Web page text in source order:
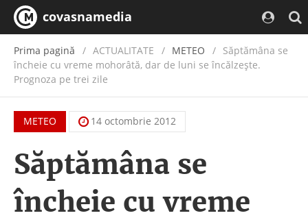
covasnamedia
Prima pagină ACTUALITATE / METEO
Săptămâna se
încheie cu vreme mohorâtă, dar de luni se încălzeşte.
Prognoza pe trei zile
METEO 14 octombrie 2012
Săptămâna se
încheie cu vreme